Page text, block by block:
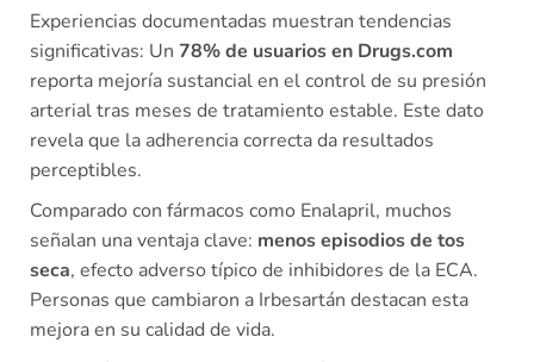
Experiencias documentadas muestran tendencias
significativas: Un 78% de usuarios en Drugs.com
reporta mejoría sustancial en el control de su presión
arterial tras meses de tratamiento estable. Este dato
revela que la adherencia correcta da resultados
perceptibles.
Comparado con fármacos como Enalapril, muchos
señalan una ventaja clave: menos episodios de tos
seca, efecto adverso típico de inhibidores de la ECA.
Personas que cambiaron a Irbesartán destacan esta
mejora en su calidad de vida.